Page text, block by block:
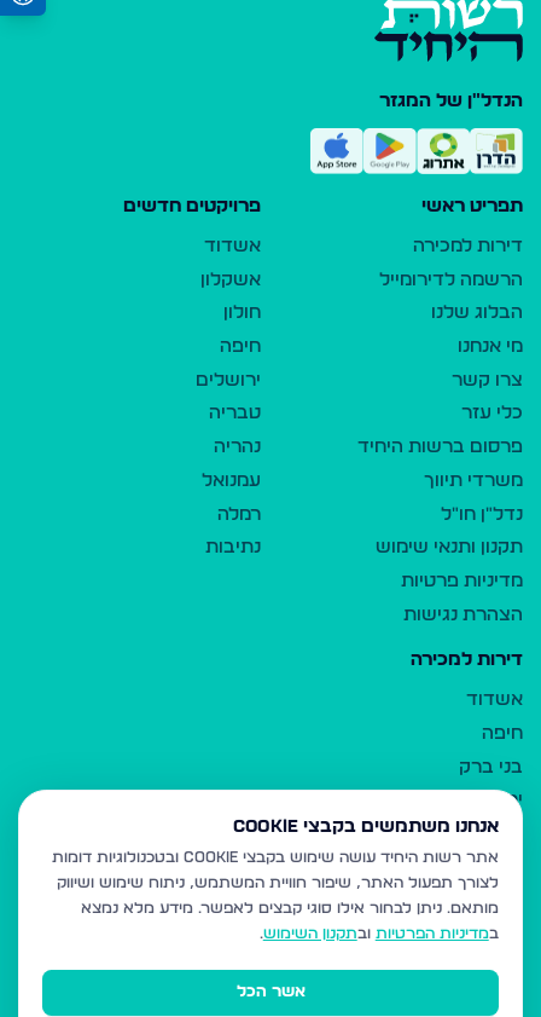
הנדל"ן של המגזר
תפריט ראשי
דירות למכירה
הרשמה לדירומייל
הבלוג שלנו
מי אנחנו
צרו קשר
כלי עזר
פרסום ברשות היחיד
משרדי תיווך
נדל"ן חו"ל
תקנון ותנאי שימוש
מדיניות פרטיות
הצהרת נגישות
פרויקטים חדשים
אשדוד
אשקלון
חולון
חיפה
ירושלים
טבריה
נהריה
עמנואל
רמלה
נתיבות
דירות למכירה
אשדוד
חיפה
בני ברק
ירושלים
אלעד
גבעת זאב
בית שמש
רכסים
מודיעין עילית
אנחנו משתמשים בקבצי Cookie
אתר רשות היחיד עושה שימוש בקבצי Cookie ובטכנולוגיות דומות
לצורך תפעול האתר, שיפור חוויית המשתמש, ניתוח שימוש ושיווק
מותאם. ניתן לבחור אילו סוגי קבצים לאפשר. מידע מלא נמצא
במדיניות הפרטיות ובתקנון השימוש.
אשר הכל